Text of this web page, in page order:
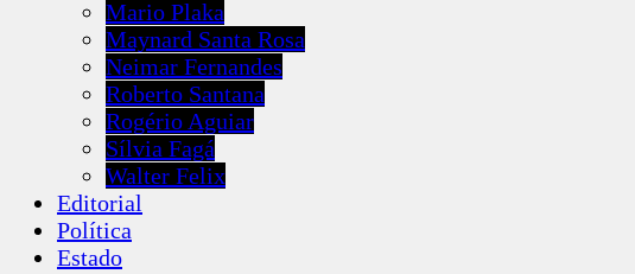
Mario Plaka
Maynard Santa Rosa
Neimar Fernandes
Roberto Santana
Rogério Aguiar
Sílvia Fagá
Walter Felix
Editorial
Política
Estado